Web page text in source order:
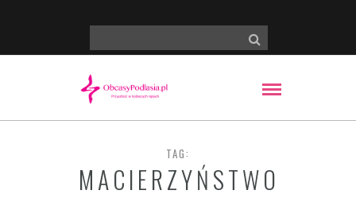
TAG:
MACIERZYŃSTWO